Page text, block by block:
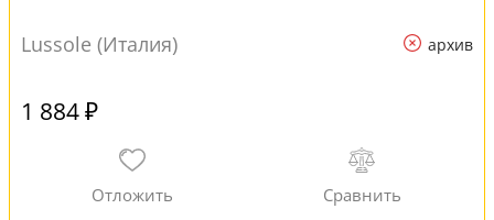
Lussole (Италия) архив
1 884 ₽